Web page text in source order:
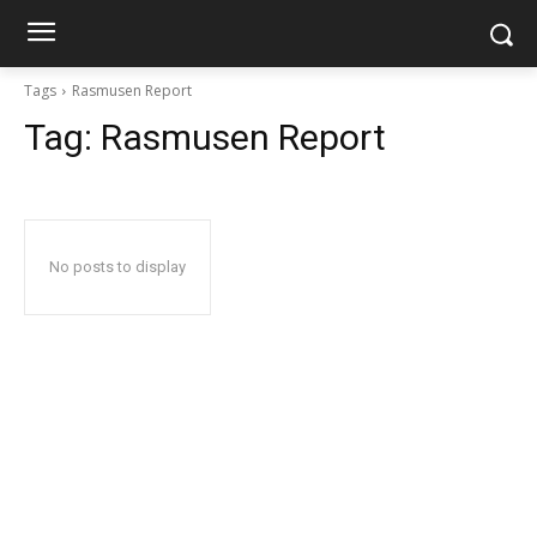
Tags Rasmusen Report
Tag: Rasmusen Report
No posts to display